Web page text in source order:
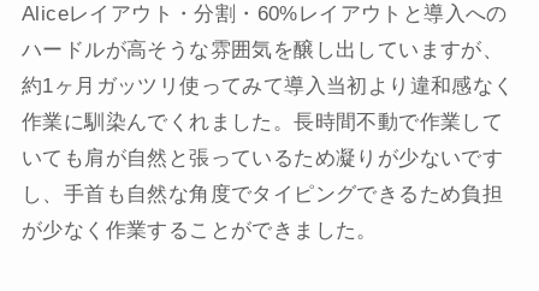
Aliceレイアウト・分割・60%レイアウトと導入への
ハードルが高そうな雰囲気を醸し出していますが、
約1ヶ月ガッツリ使ってみて導入当初より違和感なく
作業に馴染んでくれました。長時間不動で作業して
いても肩が自然と張っているため凝りが少ないです
し、手首も自然な角度でタイピングできるため負担
が少なく作業することができました。